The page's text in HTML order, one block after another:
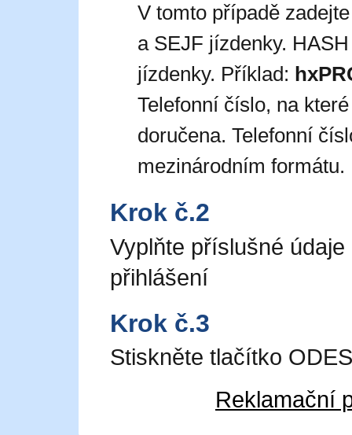
V tomto případě
a SEJF jízdenky.
jízdenky. Příklad:
Telefonní číslo, na
doručena. Telefonní
mezinárodním
Krok č.2
Vyplňte příslušné
přihlášení
Krok č.3
Stiskněte tlačítko
Reklamační